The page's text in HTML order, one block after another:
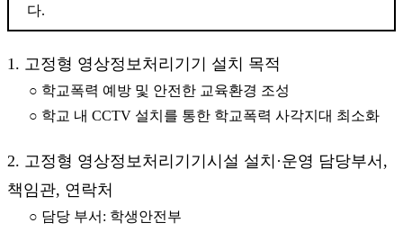
다.
1. 고정형 영상정보처리기기 설치 목적
○ 학교폭력 예방 및 안전한 교육환경 조성
○ 학교 내 CCTV 설치를 통한 학교폭력 사각지대 최소화
2. 고정형 영상정보처리기기시설 설치·운영 담당부서,
책임관, 연락처
○ 담당 부서: 학생안전부